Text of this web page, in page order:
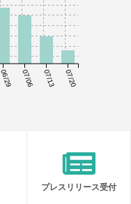
06/29 07/06 07/13 07/20
プレスリリース受付